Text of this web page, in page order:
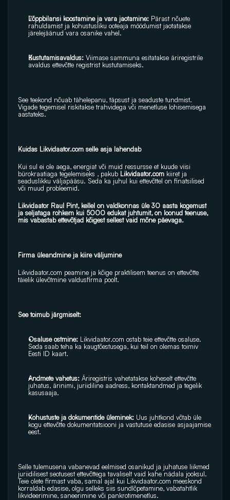
Lõppbilansi koostamine ja vara jaotamine: Pärast nõuete
rahuldamist ja kohustusliku ooteaja möödumist jaotatakse
järelejäänud vara osanike vahel.
Kustutamisavaldus: Viimase sammuna esitatakse äriregistrile
avaldus ettevõtte registrist kustutamiseks.
See teekond nõuab tähelepanu, täpsust ja seaduste tundmist.
Vigade tegemisel riskitakse trahvidega või menetluse lohisemisega
aastateks.
Kuidas Likvidaator.com selle asja lahendab
Kui sul ei ole aega, energiat või muid ressursse et kuude viisi
bürokraatiaga tegelemiseks , pakub Likvidaator.com kiiret ja
seaduslikku väljapääsu. Seda ka juhul kui ettevõttel on finatsilised
või muud probleemid.
Likvidaator Raul Pint, kellel on valdkonnas üle 30 aasta kogemust
ja seljataga rohkem kui 5000 edukat juhtumit, on loonud teenuse,
mis vabastab ettevõtjad kõigest sellest vaid mõne päevaga.
Firma üleandmine ja kiire väljumine
Likvidaator.com peamine ja kõige praktilisem teenus on ettevõtte
täielik ülevõtmine valdusfirma poolt.
See toimub järgmiselt:
Osaluse ostmine: Likvidaator.com ostab teie ettevõtte osaluse.
Seda saab teha ka kaugtõestusega, kui teil on olemas toimiv
Eesti ID kaart.
Andmete vahetus: Äriregistris vahetatakse koheselt ettevõtte
juhatus, ärinimi, juriidiline aadress, kontaktandmed ja tegelik
kasusaaja.
Kohustuste ja dokumentide üleminek: Uus juhtkond võtab üle
kogu ettevõtte dokumentatsiooni ja vastutuse edasise asjaajamise
eest.
Selle tulemusena vabanevad eelmised osanikud ja juhatuse liikmed
juriidilisest seotusest ettevõttega tavaliselt vaid kahe nädala jooksul.
Teie olete firmast vaba, samal ajal kui Likvidaator.com meeskond
korraldab edasise, olgu selleks siis sundlõpetamine, vabatahtlik
likvideerimine, saneerimine või pankrotimenetlus.